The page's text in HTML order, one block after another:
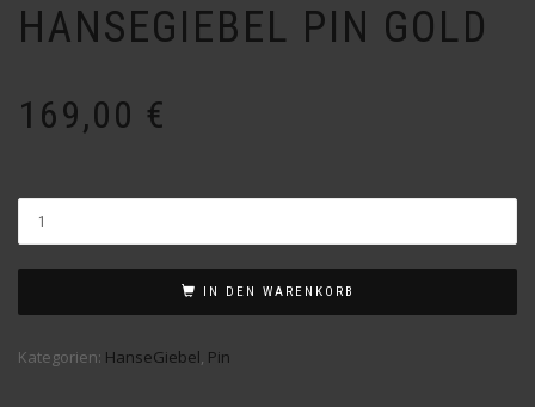
HANSEGIEBEL PIN GOLD
169,00 €
IN DEN WARENKORB
Kategorien: HanseGiebel, Pin